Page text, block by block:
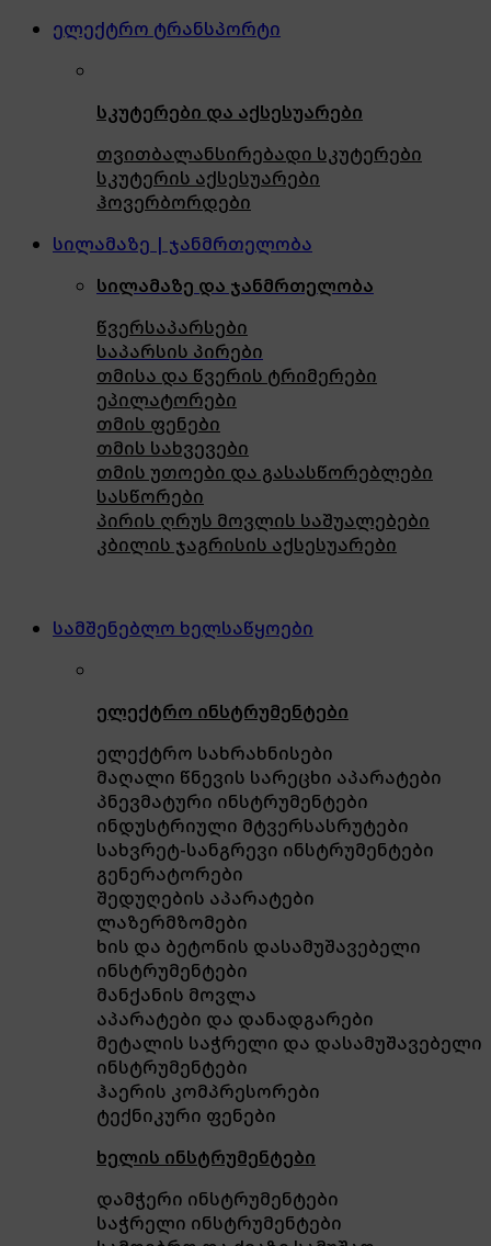
ელექტრო ტრანსპორტი
სკუტერები და აქსესუარები
თვითბალანსირებადი სკუტერები
სკუტერის აქსესუარები
ჰოვერბორდები
სილამაზე | ჯანმრთელობა
სილამაზე და ჯანმრთელობა
წვერსაპარსები
საპარსის პირები
თმისა და წვერის ტრიმერები
ეპილატორები
თმის ფენები
თმის სახვევები
თმის უთოები და გასასწორებლები
სასწორები
პირის ღრუს მოვლის საშუალებები
კბილის ჯაგრისის აქსესუარები
სამშენებლო ხელსაწყოები
ელექტრო ინსტრუმენტები
ელექტრო სახრახნისები
მაღალი წნევის სარეცხი აპარატები
პნევმატური ინსტრუმენტები
ინდუსტრიული მტვერსასრუტები
სახვრეტ-სანგრევი ინსტრუმენტები
გენერატორები
შედუღების აპარატები
ლაზერმზომები
ხის და ბეტონის დასამუშავებელი
ინსტრუმენტები
მანქანის მოვლა
აპარატები და დანადგარები
მეტალის საჭრელი და დასამუშავებელი
ინსტრუმენტები
ჰაერის კომპრესორები
ტექნიკური ფენები
ხელის ინსტრუმენტები
დამჭერი ინსტრუმენტები
საჭრელი ინსტრუმენტები